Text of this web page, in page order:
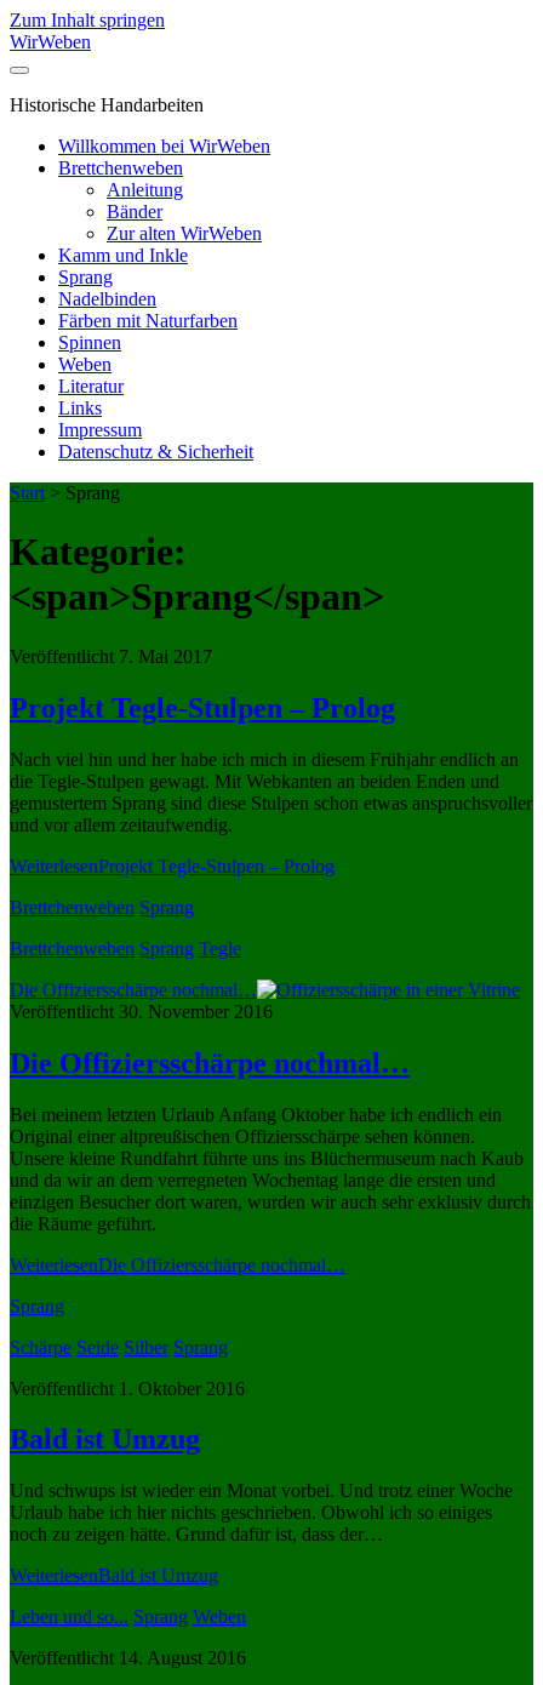
Zum Inhalt springen
WirWeben
Historische Handarbeiten
Willkommen bei WirWeben
Brettchenweben
Anleitung
Bänder
Zur alten WirWeben
Kamm und Inkle
Sprang
Nadelbinden
Färben mit Naturfarben
Spinnen
Weben
Literatur
Links
Impressum
Datenschutz & Sicherheit
Start > Sprang
Kategorie:
<span>Sprang</span>
Veröffentlicht 7. Mai 2017
Projekt Tegle-Stulpen – Prolog
Nach viel hin und her habe ich mich in diesem Frühjahr endlich an
die Tegle-Stulpen gewagt. Mit Webkanten an beiden Enden und
gemustertem Sprang sind diese Stulpen schon etwas anspruchsvoller
und vor allem zeitaufwendig.
WeiterlesenProjekt Tegle-Stulpen – Prolog
Brettchenweben Sprang
Brettchenweben Sprang Tegle
Die Offiziersschärpe nochmal…
Veröffentlicht 30. November 2016
Die Offiziersschärpe nochmal…
Bei meinem letzten Urlaub Anfang Oktober habe ich endlich ein
Original einer altpreußischen Offiziersschärpe sehen können.
Unsere kleine Rundfahrt führte uns ins Blüchermuseum nach Kaub
und da wir an dem verregneten Wochentag lange die ersten und
einzigen Besucher dort waren, wurden wir auch sehr exklusiv durch
die Räume geführt.
WeiterlesenDie Offiziersschärpe nochmal…
Sprang
Schärpe Seide Silber Sprang
Veröffentlicht 1. Oktober 2016
Bald ist Umzug
Und schwups ist wieder ein Monat vorbei. Und trotz einer Woche
Urlaub habe ich hier nichts geschrieben. Obwohl ich so einiges
noch zu zeigen hätte. Grund dafür ist, dass der…
WeiterlesenBald ist Umzug
Leben und so... Sprang Weben
Veröffentlicht 14. August 2016